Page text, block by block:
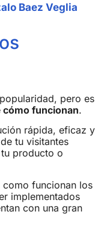
Baez Veglia
pero es
cómo funcionan.
rápida, eficaz y
tu visitantes
producto o
como funcionan los
implementados
con una gran